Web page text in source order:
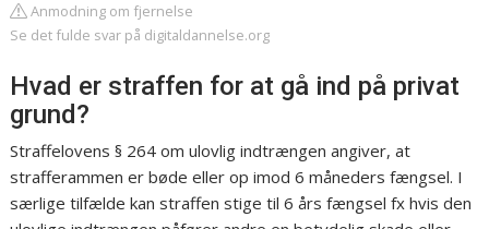
Anmodning om fjernelse
Se det fulde svar på digitaldannelse.org
Hvad er straffen for at gå ind på privat
grund?
Straffelovens § 264 om ulovlig indtrængen angiver, at
strafferammen er bøde eller op imod 6 måneders fængsel. I
særlige tilfælde kan straffen stige til 6 års fængsel fx hvis den